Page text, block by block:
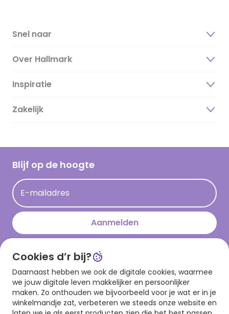
Snel naar
Over Hallmark
Over ons
Duurzaamheid
Hallmark Kaartclub
Acties
Persberichten
Hallmark en Kinderpostzegels
Inspiratie
Magazine
Cadeau inspiratie
Kaartinspiratie
Zakelijk
Blijf op de hoogte
E-mailadres
Aanmelden
Download onze app
Cookies d’r bij?
Daarnaast hebben we ook de digitale cookies, waarmee
we jouw digitale leven makkelijker en persoonlijker
maken. Zo onthouden we bijvoorbeeld voor je wat er in je
winkelmandje zat, verbeteren we steeds onze website en